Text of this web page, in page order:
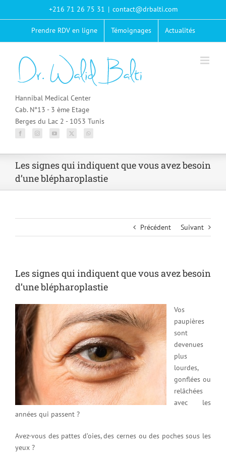
+216 71 26 75 31 | contact@drbalti.com
Prendre RDV en ligne Témoignages Actualités
Hannibal Medical Center
Cab. N°13 - 3 ème Etage
Berges du Lac 2 - 1053 Tunis
Les signes qui indiquent que vous avez besoin
d’une blépharoplastie
Précédent Suivant
Les signes qui indiquent que vous avez besoin
d’une blépharoplastie
Vos
paupières
sont
devenues
plus
lourdes,
gonflées ou
relâchées
avec les
années qui passent ?
Avez-vous des pattes d’oies, des cernes ou des poches sous les
yeux ?